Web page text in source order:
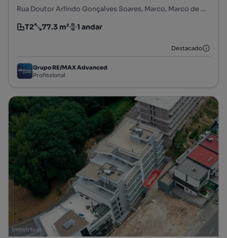
Rua Doutor Arlindo Gonçalves Soares, Marco, Marco de Canaveses, Porto
Tipologia
T2
Preço por metro quadrado
77.3 m²
Andar 1 andar
Destacado
Grupo RE/MAX Advanced
Profissional